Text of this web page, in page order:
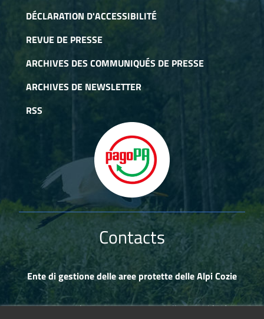
DÉCLARATION D'ACCESSIBILITÉ
REVUE DE PRESSE
ARCHIVES DES COMMUNIQUÉS DE PRESSE
ARCHIVES DE NEWSLETTER
RSS
Contacts
Ente di gestione delle aree protette delle Alpi Cozie
Via Fransuà Fontan, 1 - 10050 Salbertrand (TO)